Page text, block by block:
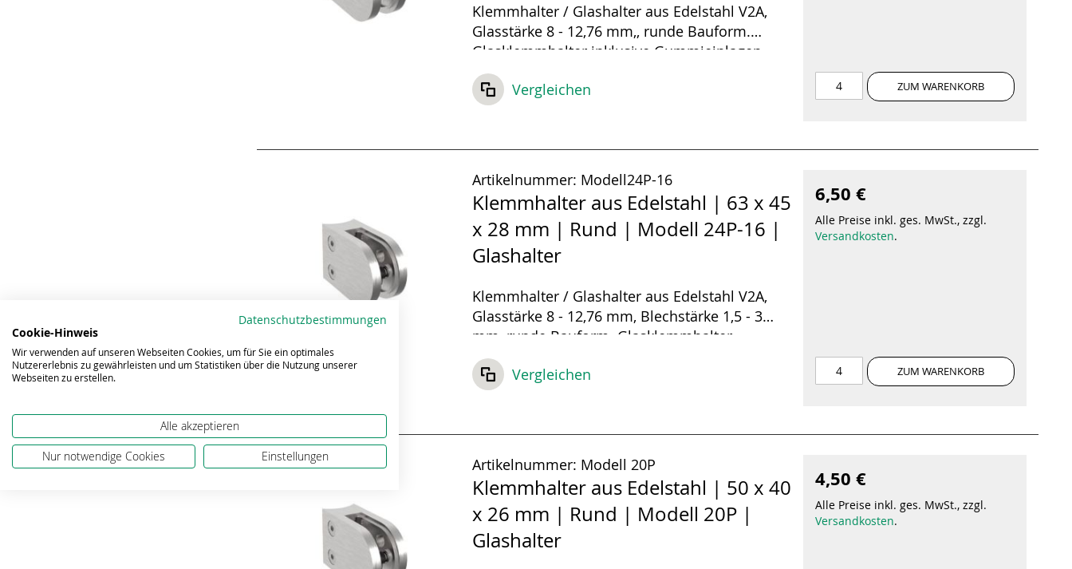
Klemmhalter / Glashalter aus Edelstahl V2A,
Glasstärke 8 - 12,76 mm,, runde Bauform.
Glasklemmhalter inklusive Gummieinlagen
und Sicherungsstift.
Vergleichen
ZUM WARENKORB
Artikelnummer: Modell24P-16
Klemmhalter aus Edelstahl | 63 x 45
x 28 mm | Rund | Modell 24P-16 |
Glashalter
Klemmhalter / Glashalter aus Edelstahl V2A,
Glasstärke 8 - 12,76 mm, Blechstärke 1,5 - 3
mm, runde Bauform. Glasklemmhalter
inklusive Gummieinlagen und Sicherungsstift.
Vergleichen
6,50 €
Alle Preise inkl. ges. MwSt., zzgl.
Versandkosten.
ZUM WARENKORB
Artikelnummer: Modell 20P
Klemmhalter aus Edelstahl | 50 x 40
x 26 mm | Rund | Modell 20P |
Glashalter
4,50 €
Alle Preise inkl. ges. MwSt., zzgl.
Versandkosten.
Datenschutzbestimmungen
Cookie-Hinweis
Wir verwenden auf unseren Webseiten Cookies, um für Sie ein optimales
Nutzererlebnis zu gewährleisten und um Statistiken über die Nutzung unserer
Webseiten zu erstellen.
Alle akzeptieren
Nur notwendige Cookies Einstellungen